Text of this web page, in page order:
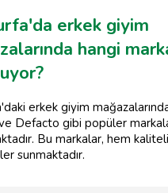
erkek giyim
hangi
erkek giyim
Defacto gibi popüler
Bu markalar, hem
sunmaktadır.